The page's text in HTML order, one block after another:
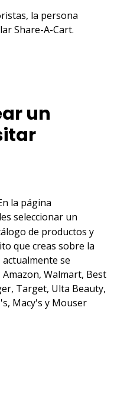
la persona
Share-A-Cart.
un
la página
seleccionar un
de productos y
que creas sobre la
actualmente se
Walmart, Best
Target, Ulta Beauty,
Macy's y Mouser